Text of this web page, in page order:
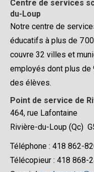
Rivière-du-Loup (Qc)
Téléphone : 418 862-
Télécopieur : 418 868-
Courriel :
Heures d'ouverture :
De 8 h à 12 h et de 13 h
Liens rapides
Demandes et
Accès à l’information